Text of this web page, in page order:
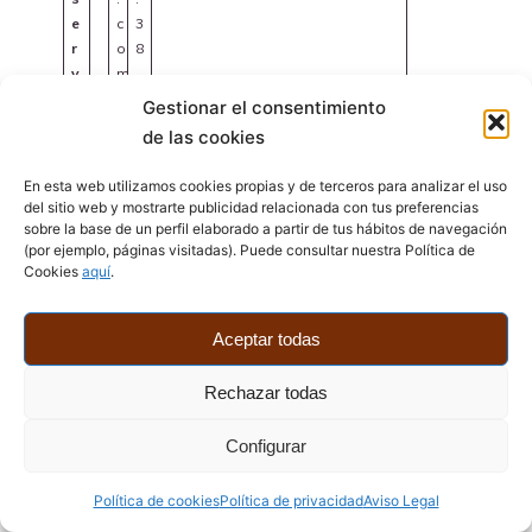
Gestionar el consentimiento
de las cookies
En esta web utilizamos cookies propias y de terceros para analizar el uso
del sitio web y mostrarte publicidad relacionada con tus preferencias
sobre la base de un perfil elaborado a partir de tus hábitos de navegación
(por ejemplo, páginas visitadas). Puede consultar nuestra Política de
Cookies aquí.
Aceptar todas
Rechazar todas
Configurar
Política de cookiesPolítica de privacidadAviso Legal
e
r
v
c
o
m
3
8
w
p
.
e
e
2
0
2
-
5
1
usuario.